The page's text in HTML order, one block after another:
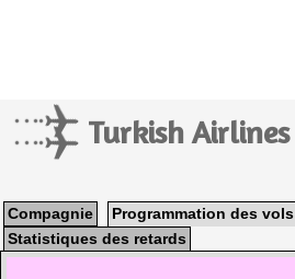
Turkish Airlines
Compagnie
Programmation des vols
Statistiques des retards